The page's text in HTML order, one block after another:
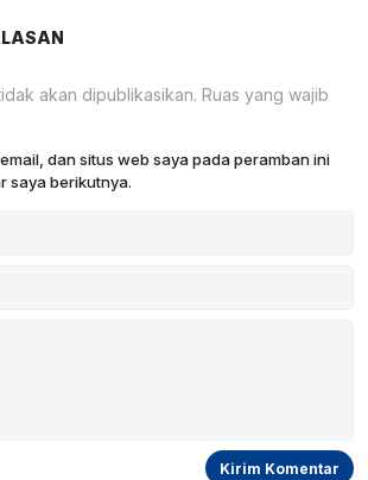
akan dipublikasikan. Ruas yang wajib
dan situs web saya pada peramban ini
saya berikutnya.